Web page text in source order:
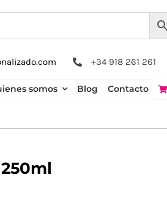
+34 918 261 261
somos Blog Contacto